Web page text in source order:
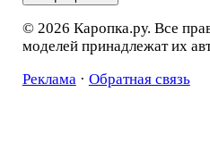
© 2026 Каропка.ру. Все
моделей принадлежат их
Реклама· Обратная связь